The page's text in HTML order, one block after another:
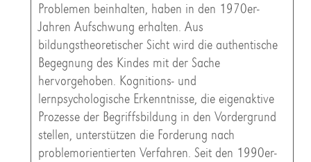
Problemen beinhalten, haben in den 1970er-
Jahren Aufschwung erhalten. Aus
bildungstheoretischer Sicht wird die authentische
Begegnung des Kindes mit der Sache
hervorgehoben. Kognitions- und
lernpsychologische Erkenntnisse, die eigenaktive
Prozesse der Begriffsbildung in den Vordergrund
stellen, unterstützen die Forderung nach
problemorientierten Verfahren. Seit den 1990er-